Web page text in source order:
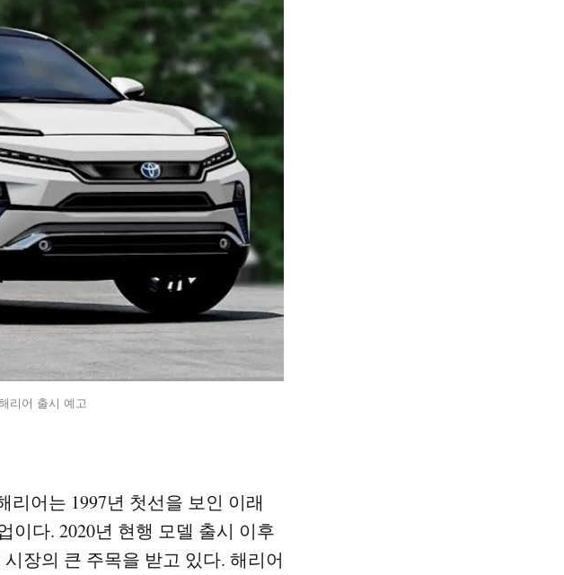
리어 출시 예고
리어는 1997년 첫선을 보인 이래
이다. 2020년 현행 모델 출시 이후
장의 큰 주목을 받고 있다. 해리어